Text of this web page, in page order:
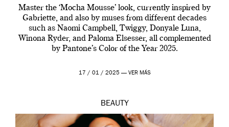
Master the ‘Mocha Mousse’ look, currently inspired by
Gabriette, and also by muses from different decades
such as Naomi Campbell, Twiggy, Donyale Luna,
Winona Ryder, and Paloma Elsesser, all complemented
by Pantone’s Color of the Year 2025.
17 / 01 / 2025 — VER MÁS
BEAUTY